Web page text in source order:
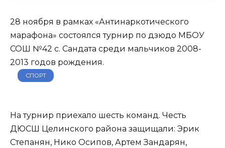
28 ноября в рамках «Антинаркотического
марафона» состоялся турнир по дзюдо МБОУ
СОШ №42 с. Сандата среди мальчиков 2008-
2013 годов рождения.
СПОРТ
На турнир приехало шесть команд. Честь
ДЮСШ Целинского района защищали: Эрик
Степанян, Нико Осипов, Артем Зандарян,